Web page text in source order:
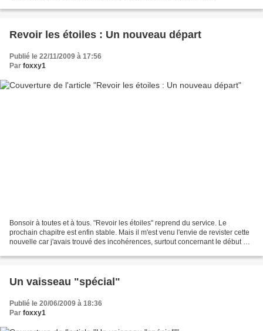
Revoir les étoiles : Un nouveau départ
Publié le 22/11/2009 à 17:56
Par foxxy1
Bonsoir à toutes et à tous. "Revoir les étoiles" reprend du service. Le
prochain chapitre est enfin stable. Mais il m'est venu l'envie de revister cette
nouvelle car j'avais trouvé des incohérences, surtout concernant le début de
Un vaisseau "spécial"
Publié le 20/06/2009 à 18:36
Par foxxy1